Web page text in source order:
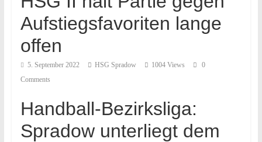
Aufstiegsfavoriten lange
offen
5. September 2022 HSG Spradow 1004 Views
0
Comments
Handball-Bezirksliga:
Spradow unterliegt dem